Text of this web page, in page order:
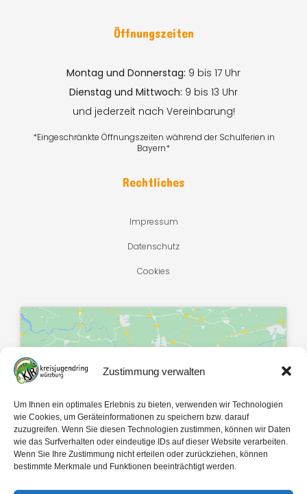
Zustimmung verwalten
Um Ihnen ein optimales Erlebnis zu bieten, verwenden wir Technologien
wie Cookies, um Geräteinformationen zu speichern bzw. darauf
zuzugreifen. Wenn Sie diesen Technologien zustimmen, können wir Daten
wie das Surfverhalten oder eindeutige IDs auf dieser Website verarbeiten.
Wenn Sie Ihre Zustimmung nicht erteilen oder zurückziehen, können
bestimmte Merkmale und Funktionen beeinträchtigt werden.
Öffnungszeiten
Montag und Donnerstag: 9 bis 17 Uhr
Dienstag und Mittwoch: 9 bis 13 Uhr
und jederzeit nach Vereinbarung!
*Eingeschränkte Öffnungszeiten während der Schulferien in
Bayern*
Rechtliches
Impressum
Datenschutz
Cookies
akzeptieren und diesen Inhalt zu
aktivieren